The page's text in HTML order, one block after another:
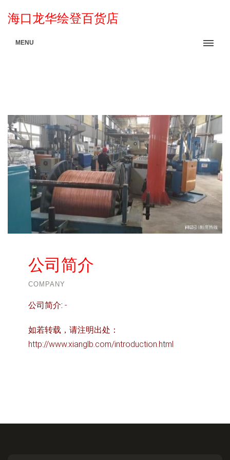
海口龙华绘登百货店
MENU
公司简介
COMPANY
公司简介: -
如若转载，请注明出处：
http://www.xianglb.com/introduction.html